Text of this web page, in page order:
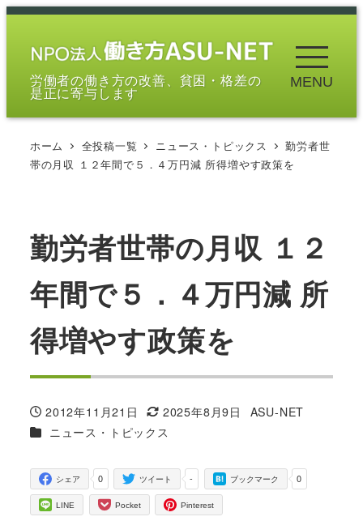
メ
労働者の働き方の改善、貧困・格差の
是正に寄与します
MENU
ホーム 全投稿一覧 ニュース・トピックス
勤労者世
帯の月収 １２年間で５．４万円減 所得増やす政策を
勤労者世帯の月収 １２
年間で５．４万円減 所
得増やす政策を
投稿日
2012年11月21日
更新日
2025年8月9日
著
ASU-NET
カテゴリー
ニュース・トピックス
0
シェア -
ツイート 0
ブックマーク
LINE Pocket Pinterest